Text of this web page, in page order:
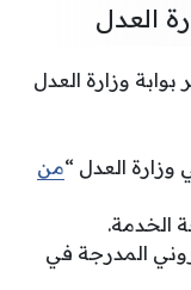
العدل
وزارة العدل
وزارة العدل “من
الخدمة.
المدرجة في